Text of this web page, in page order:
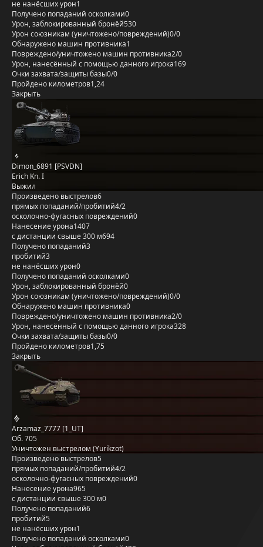
не нанёсших урон1
Получено попаданий осколками0
Урон, заблокированный бронёй530
Урон союзникам (уничтожено/повреждений)0/0
Обнаружено машин противника1
Повреждено/уничтожено машин противника2/0
Урон, нанесённый с помощью данного игрока169
Очки захвата/защиты базы0/0
Пройдено километров1,24
Закрыть
Dimon_6891 [PSVDN]
Erich Kn. I
Выжил
Произведено выстрелов6
прямых попаданий/пробитий4/2
осколочно-фугасных повреждений0
Нанесение урона1407
с дистанции свыше 300 м694
Получено попаданий3
пробитий3
не нанёсших урон0
Получено попаданий осколками0
Урон, заблокированный бронёй0
Урон союзникам (уничтожено/повреждений)0/0
Обнаружено машин противника0
Повреждено/уничтожено машин противника2/0
Урон, нанесённый с помощью данного игрока328
Очки захвата/защиты базы0/0
Пройдено километров1,75
Закрыть
Arzamaz_7777 [1_UT]
Об. 705
Уничтожен выстрелом (Yurikzot)
Произведено выстрелов5
прямых попаданий/пробитий4/2
осколочно-фугасных повреждений0
Нанесение урона965
с дистанции свыше 300 м0
Получено попаданий6
пробитий5
не нанёсших урон1
Получено попаданий осколками0